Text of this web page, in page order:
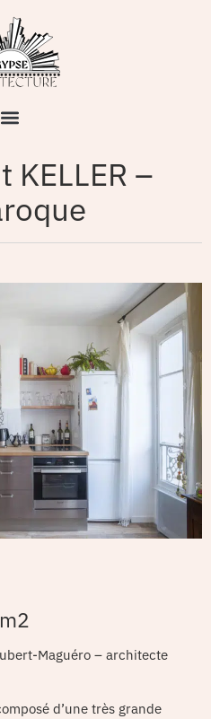
–
Maguéro – architecte
d’une très grande